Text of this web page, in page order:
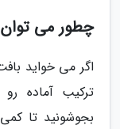
چطور می
اگر می خواید
بجوشونید تا